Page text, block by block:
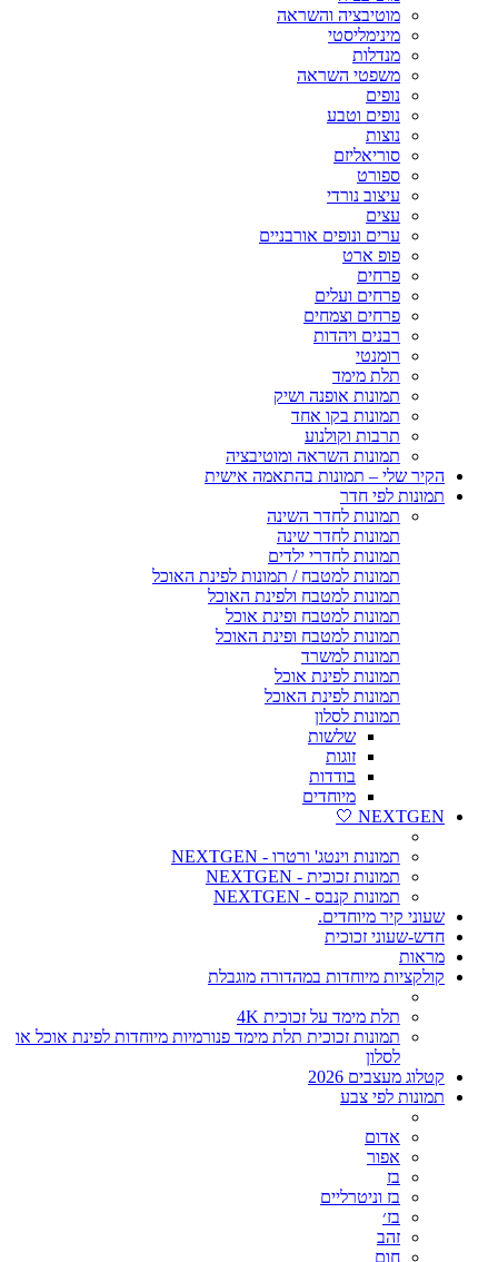
מוטיבציה והשראה
מינימליסטי
מנדלות
משפטי השראה
נופים
נופים וטבע
נוצות
סוריאליזם
ספורט
עיצוב נורדי
עצים
ערים ונופים אורבניים
פופ ארט
פרחים
פרחים ועלים
פרחים וצמחים
רבנים ויהדות
רומנטי
תלת מימד
תמונות אופנה ושיק
תמונות בקו אחד
תרבות וקולנוע
תמונות השראה ומוטיבציה
הקיר שלי – תמונות בהתאמה אישית
תמונות לפי חדר
תמונות לחדר השינה
תמונות לחדר שינה
תמונות לחדרי ילדים
תמונות למטבח / תמונות לפינת האוכל
תמונות למטבח ולפינת האוכל
תמונות למטבח ופינת אוכל
תמונות למטבח ופינת האוכל
תמונות למשרד
תמונות לפינת אוכל
תמונות לפינת האוכל
תמונות לסלון
שלשות
זוגות
בודדות
מיוחדים
NEXTGEN 🤍
תמונות וינטג' ורטרו - NEXTGEN
תמונות זכוכית - NEXTGEN
תמונות קנבס - NEXTGEN
שעוני קיר מיוחדים.
חדש-שעוני זכוכית
מראות
קולקציות מיוחדות במהדורה מוגבלת
תלת מימד על זכוכית 4K
תמונות זכוכית תלת מימד פנורמיות מיוחדות לפינת אוכל או
לסלון
קטלוג מעצבים 2026
תמונות לפי צבע
אדום
אפור
בז
בז וניטרליים
בז׳
זהב
חום